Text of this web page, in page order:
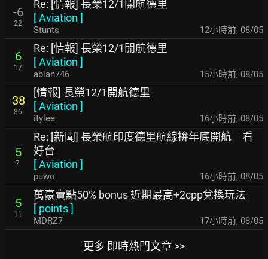
-6
22
Re: [情報] 長榮12/1開航德里
[Aviation ]
Stunts 12小時前, 08/05
6
17
Re: [情報] 長榮12/1開航德里
[Aviation ]
abian746 15小時前, 08/05
38
86
[情報] 長榮12/1開航德里
[Aviation ]
itylee 16小時前, 08/05
5
7
Re: [新聞] 長榮航印度德里航線拚年底開航 看
好台
[Aviation ]
puwo 16小時前, 08/05
5
11
萬豪賣點50% bonus 近期最高+2cpp兌換玩法
[ points]
MDRZ7 17小時前, 08/05
更多 即時熱門文章 >>